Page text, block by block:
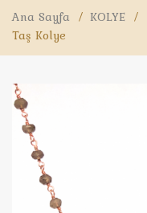
Ana Sayfa / KOLYE /
Taş Kolye